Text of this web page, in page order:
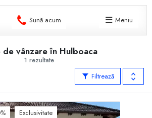
Sună acum Meniu
1 rezultate
de vânzare în Hulboaca
Filtrează
Exclusivitate